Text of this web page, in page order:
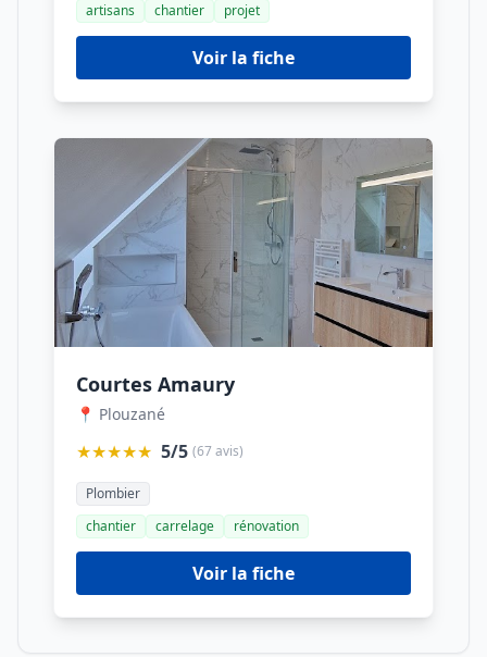
artisans
chantier projet
Voir la fiche
Courtes Amaury
📍 Plouzané
★★★★★ 5/5 (67 avis)
Plombier
chantier
carrelage rénovation
Voir la fiche